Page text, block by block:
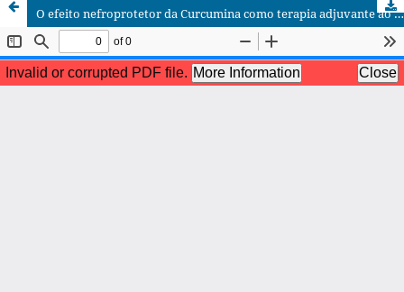
O efeito nefroprotetor da Curcumina como terapia adjuvante ao uso de Doxorrubicina: uma análise morfológica murina.